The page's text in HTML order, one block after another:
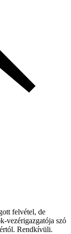
felvétel, de
vezérigazgatója szó
Rendkívüli.